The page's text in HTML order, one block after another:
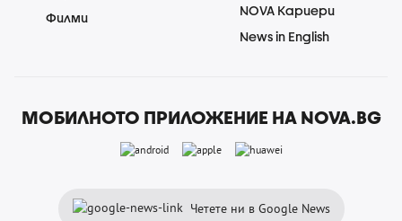
Филми
NOVA Кариери
News in English
МОБИЛНОТО ПРИЛОЖЕНИЕ НА NOVA.BG
Четете ни в Google News